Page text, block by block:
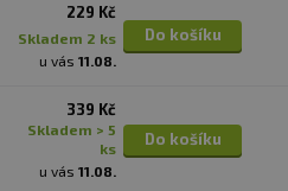
229 Kč
skladem 2 ks
u vás 11.08.
Do košíku
339 Kč
skladem > 5
ks
u vás 11.08.
Do košíku